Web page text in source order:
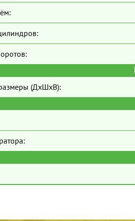
(ДхШхВ):